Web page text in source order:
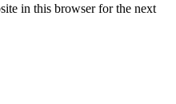
in this browser for the next